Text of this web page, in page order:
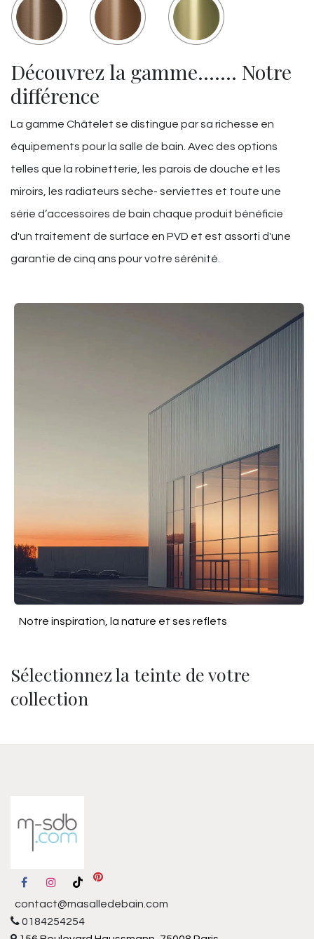
Découvrez la gamme……. Notre
différence
La gamme Châtelet se distingue par sa richesse en
équipements pour la salle de bain. Avec des options
telles que la robinetterie, les parois de douche et les
miroirs, les radiateurs sèche- serviettes et toute une
série d’accessoires de bain chaque produit bénéficie
d'un traitement de surface en PVD et est assorti d'une
garantie de cinq ans pour votre sérénité.
Sélectionnez la teinte de votre
collection
Notre inspiration, la nature et ses reflets
contact@masalledebain.com
0184254254